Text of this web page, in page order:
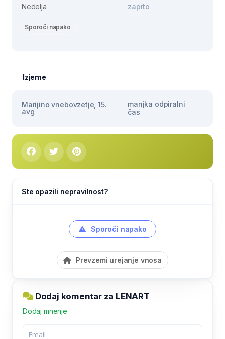
Nedelja zaprto
Sporoči napako
Izjeme
Marijino vnebovzetje, 15.
avg
manjka odpiralni
čas
Ste opazili nepravilnost?
Sporoči napako
Prevzemi urejanje vnosa
Dodaj komentar za LENART
Dodaj mnenje